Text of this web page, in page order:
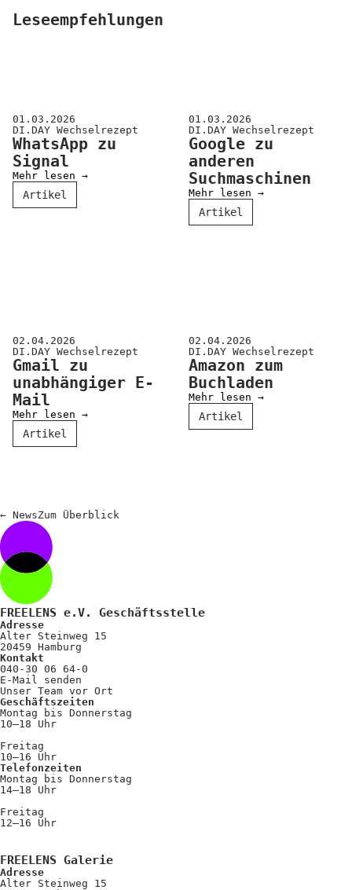
Leseempfehlungen
01.03.2026
DI.DAY Wechselrezept
WhatsApp zu
Signal
Mehr lesen →
Artikel
01.03.2026
DI.DAY Wechselrezept
Google zu
anderen
Suchmaschinen
Mehr lesen →
Artikel
02.04.2026
DI.DAY Wechselrezept
Gmail zu
unabhängiger E-
Mail
Mehr lesen →
Artikel
02.04.2026
DI.DAY Wechselrezept
Amazon zum
Buchladen
Mehr lesen →
Artikel
← NewsZum Überblick
FREELENS e.V. Geschäftsstelle
Adresse
Alter Steinweg 15
20459 Hamburg
Kontakt
040-30 06 64-0
E-Mail senden
Unser Team vor Ort
Geschäftszeiten
Montag bis Donnerstag
10–18 Uhr
Freitag
10–16 Uhr
Telefonzeiten
Montag bis Donnerstag
14–18 Uhr
Freitag
12–16 Uhr
FREELENS Galerie
Adresse
Alter Steinweg 15